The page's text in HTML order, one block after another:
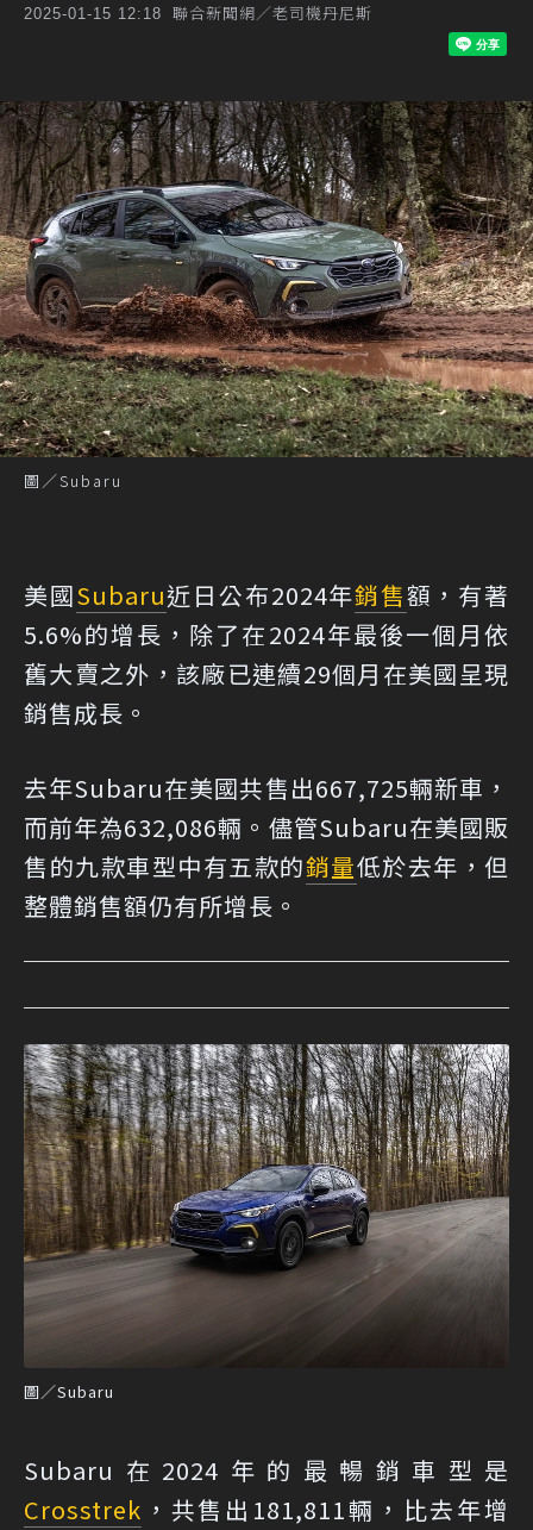
2025-01-15 12:18 聯合新聞網／老司機丹尼斯
圖／Subaru
美國Subaru近日公布2024年銷售額，有著
5.6%的增長，除了在2024年最後一個月依
舊大賣之外，該廠已連續29個月在美國呈現
銷售成長。
去年Subaru在美國共售出667,725輛新車，
而前年為632,086輛。儘管Subaru在美國販
售的九款車型中有五款的銷量低於去年，但
整體銷售額仍有所增長。
圖／Subaru
Subaru在2024年的最暢銷車型是
Crosstrek ，共售出181,811輛，比去年增